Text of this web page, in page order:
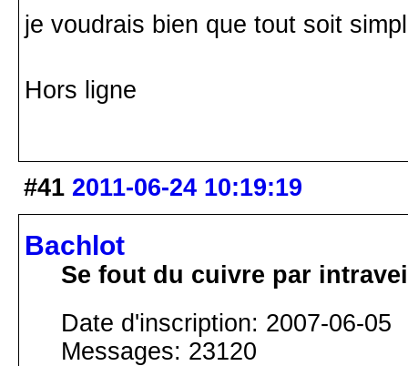
je voudrais bien que tout soit
Hors ligne
#41 2011-06-24 10:19:19
Bachlot
Se fout du cuivre par
Date d'inscription: 2007-06-05
Messages: 23120